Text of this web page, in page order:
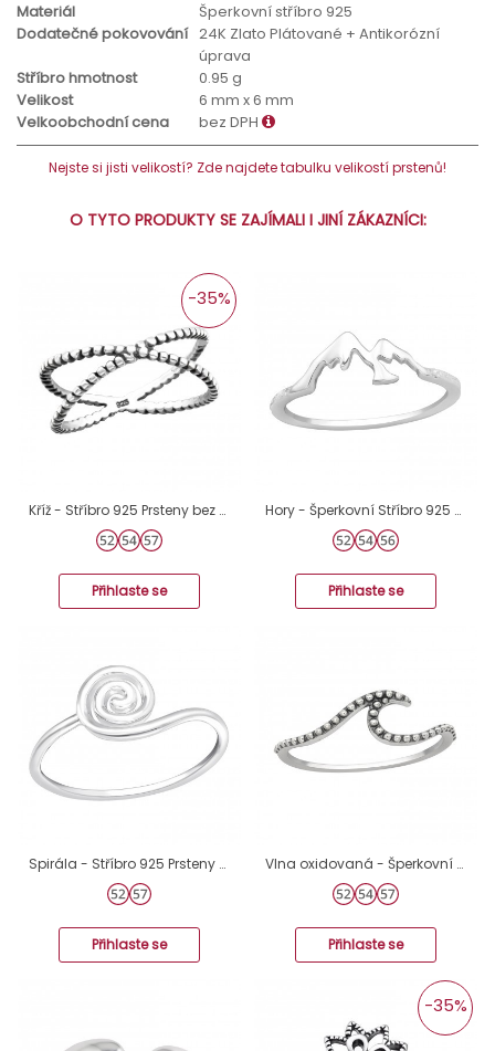
Materiál
Šperkovní stříbro 925
Dodatečné pokovování 24K Zlato Plátované + Antikorózní
úprava
Stříbro hmotnost
0.95 g
Velikost
6 mm x 6 mm
Velkoobchodní cena
bez DPH
Nejste si jisti velikostí? Zde najdete tabulku velikostí prstenů!
O TYTO PRODUKTY SE ZAJÍMALI I JINÍ ZÁKAZNÍCI:
Kříž - Stříbro 925 Prsteny bez kamenů A4S27614
-35%
Přihlaste se
Hory - Šperkovní Stříbro 925 Prsteny Bez Kamenů A4S44011
Přihlaste se
Spirála - Stříbro 925 Prsteny bez kamenů A4S44852
Přihlaste se
Vlna oxidovaná - Šperkovní Stříbro 925 Prsteny Bez Kamenů A4S46329
Přihlaste se
-35%